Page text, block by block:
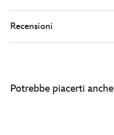
75445-
417161557937.html
Recensioni
Potrebbe piacerti anche